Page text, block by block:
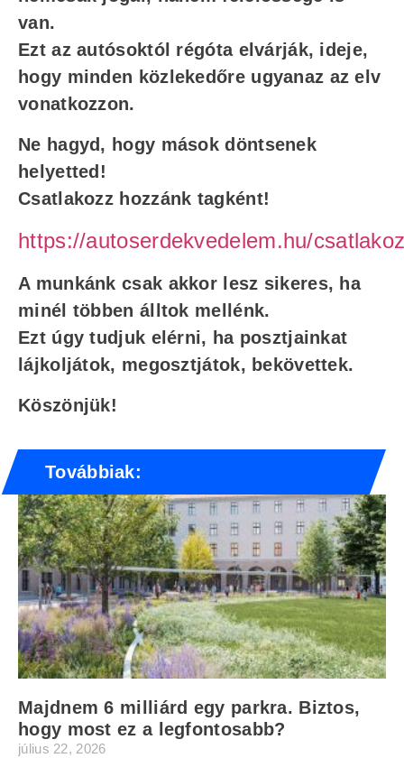
van.
Ezt az autósoktól régóta elvárják, ideje,
hogy minden közlekedőre ugyanaz az elv
vonatkozzon.
Ne hagyd, hogy mások döntsenek
helyetted!
Csatlakozz hozzánk tagként!
https://autoserdekvedelem.hu/
A munkánk csak akkor lesz sikeres, ha
minél többen álltok mellénk.
Ezt úgy tudjuk elérni, ha posztjainkat
lájkoljátok, megosztjátok, bekövettek.
Köszönjük!
Továbbiak:
Majdnem 6 milliárd egy parkra. Biztos,
hogy most ez a legfontosabb?
július 22, 2026